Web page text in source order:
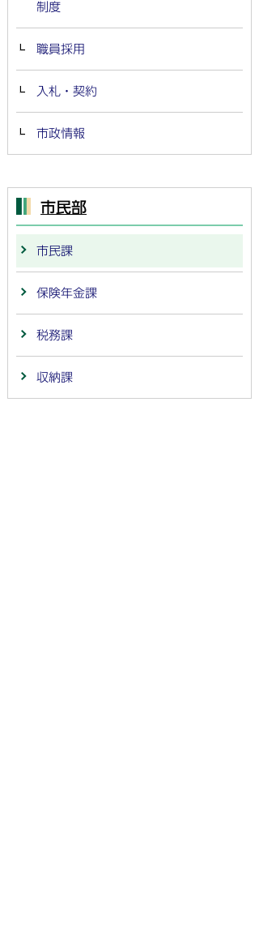
制度
職員採用
入札・契約
市政情報
市民部
市民課
保険年金課
税務課
収納課